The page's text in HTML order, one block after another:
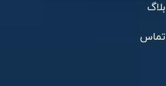
بلاگ
تماس